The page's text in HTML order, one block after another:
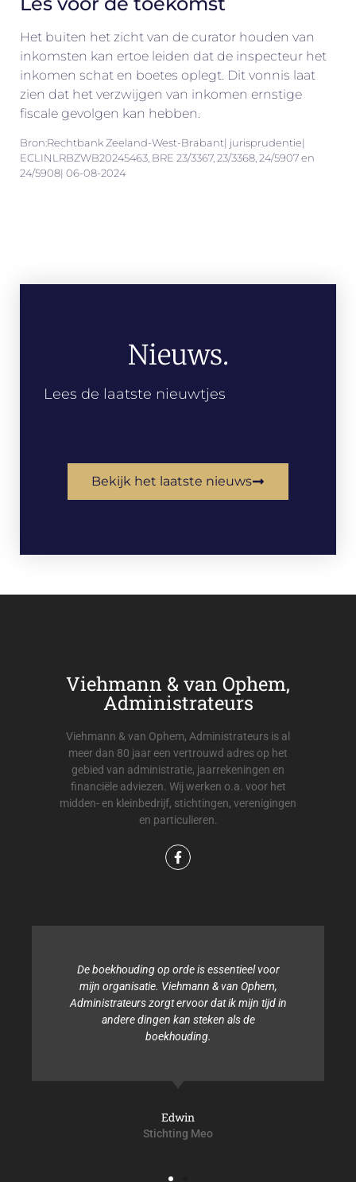
Het buiten het zicht van de curator houden van
inkomsten kan ertoe leiden dat de inspecteur het
inkomen schat en boetes oplegt. Dit vonnis laat
zien dat het verzwijgen van inkomen ernstige
fiscale gevolgen kan hebben.
Bron:Rechtbank Zeeland-West-Brabant| jurisprudentie|
ECLINLRBZWB20245463, BRE 23/3367, 23/3368, 24/5907 en
24/5908| 06-08-2024
Nieuws.
Lees de laatste nieuwtjes
Bekijk het laatste nieuws
Viehmann & van Ophem,
Administrateurs
Viehmann & van Ophem, Administrateurs is al
meer dan 80 jaar een vertrouwd adres op het
gebied van administratie, jaarrekeningen en
financiële adviezen. Wij werken o.a. voor het
midden- en kleinbedrijf, stichtingen, verenigingen
en particulieren.
De boekhouding op orde is essentieel voor
mijn organisatie. Viehmann & van Ophem,
Administrateurs zorgt ervoor dat ik mijn tijd in
andere dingen kan steken als de
boekhouding.
Stichting Meo